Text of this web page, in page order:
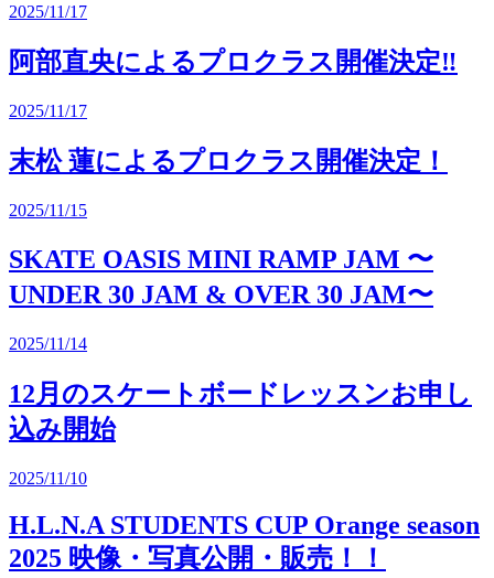
2025/11/17
阿部直央によるプロクラス開催決定‼️
2025/11/17
末松 蓮によるプロクラス開催決定！
2025/11/15
SKATE OASIS MINI RAMP JAM 〜
UNDER 30 JAM & OVER 30 JAM〜
2025/11/14
12月のスケートボードレッスンお申し
込み開始
2025/11/10
H.L.N.A STUDENTS CUP Orange season
2025 映像・写真公開・販売！！